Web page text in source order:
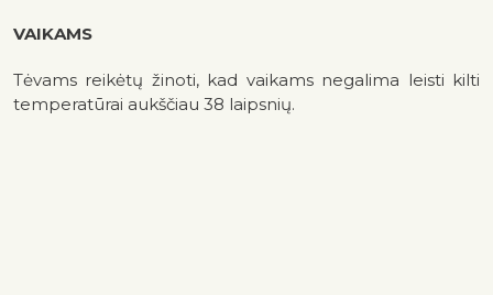
VAIKAMS
Tėvams reikėtų žinoti, kad vaikams negalima leisti kilti
temperatūrai aukščiau 38 laipsnių.